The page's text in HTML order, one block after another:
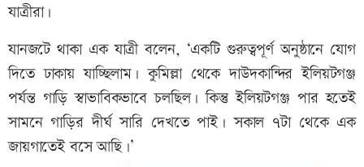
যাত্রীরা।
যানজটে থাকা এক যাত্রী বলেন, ‘একটি গুরুত্বপূর্ণ অনুষ্ঠানে যোগ
দিতে ঢাকায় যাচ্ছিলাম। কুমিল্লা থেকে দাউদকান্দির ইলিয়টগঞ্জ
পর্যন্ত গাড়ি স্বাভাবিকভাবে চলছিল। কিন্তু ইলিয়টগঞ্জ পার হতেই
সামনে গাড়ির দীর্ঘ সারি দেখতে পাই। সকাল ৭টা থেকে এক
জায়গাতেই বসে আছি।’